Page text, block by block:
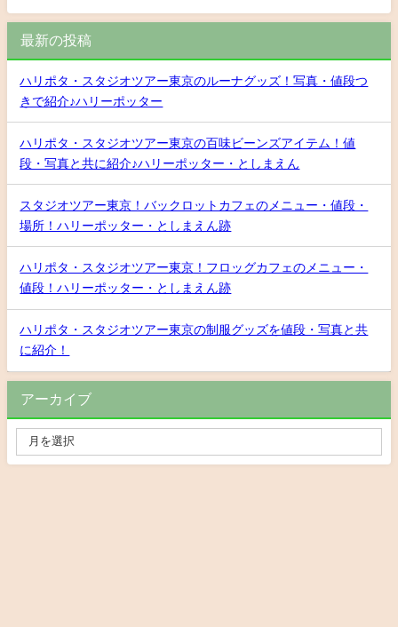
最新の投稿
ハリポタ・スタジオツアー東京のルーナグッズ！写真・値段つ
きで紹介♪ハリーポッター
ハリポタ・スタジオツアー東京の百味ビーンズアイテム！値
段・写真と共に紹介♪ハリーポッター・としまえん
スタジオツアー東京！バックロットカフェのメニュー・値段・
場所！ハリーポッター・としまえん跡
ハリポタ・スタジオツアー東京！フロッグカフェのメニュー・
値段！ハリーポッター・としまえん跡
ハリポタ・スタジオツアー東京の制服グッズを値段・写真と共
に紹介！
アーカイブ